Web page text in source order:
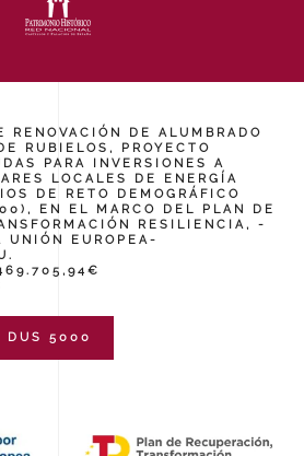
RENOVACIÓN DE ALUMBRADO
RUBIELOS, PROYECTO
PARA INVERSIONES A
LOCALES DE ENERGÍA
DE RETO DEMOGRÁFICO
EN EL MARCO DEL PLAN DE
RESILIENCIA, -
UNIÓN EUROPEA-
DUS 5000